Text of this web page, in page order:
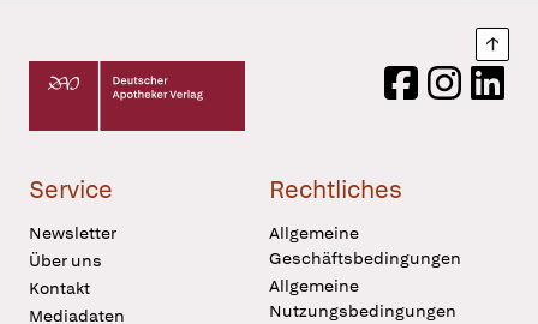
Deutscher Apotheker Verlag Logo
FacebookInstagram
Service
Newsletter
Über uns
Kontakt
Mediadaten
Rechtliches
Allgemeine
Geschäftsbedingungen
Allgemeine
Nutzungsbedingungen